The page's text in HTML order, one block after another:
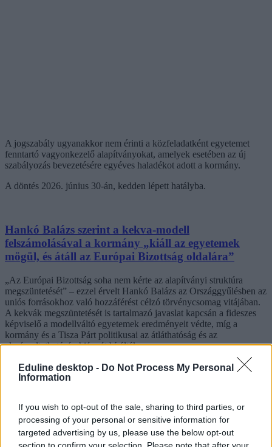
Eduline desktop - Do Not Process My Personal
Information
If you wish to opt-out of the sale, sharing to third parties, or
processing of your personal or sensitive information for
targeted advertising by us, please use the below opt-out
A jogszabály ugyanakkor nem érinti a közfeladatként egyetemet
fenntartó vagyonkezelő alapítványokat, amelyek esetében az új
szabályozás bevezetésére egyéves haladékot adott a kormány.
A döntés 2026. június 30-án, kedden lépett hatályba.
Hankó Balázs szerint a kekva-modell
felszámolásával a kormány „kiáll az egyetemek
mögül, és átáll az Európai Bizottság oldalára”
„Az Európai Bizottság soha nem kérte az alapítványi struktúra
megszüntetését” – ezzel érvelt Hankó Balázs az Országgyűlésben az
uniós forrásokhoz való hozzáférést célzó törvénycsomag vitájában.
A kekvák megszüntetését is tartalmazó javaslat kapcsán a fideszes
képviselő a modellváltó egyetemek eredményeit védte, míg a
kormány és a Tisza Párt politikusai az átláthatóság és az
elszámoltathatóság hiányát bírálták.